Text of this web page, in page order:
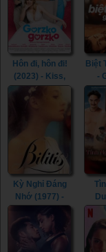
Hôn đi, hôn đi!
(2023) - Kiss,
Kiss! (2023)
Biệt
-
Kỳ Nghỉ Đáng
Nhớ (1977) -